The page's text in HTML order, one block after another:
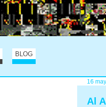
BLOG
16
Al